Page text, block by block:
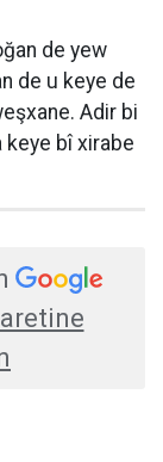
de yew
de u keye de
Adir bi
bî xirabe